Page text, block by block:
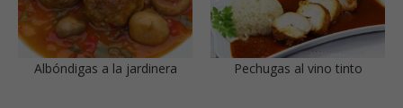
Albóndigas a la jardinera Pechugas al vino tinto